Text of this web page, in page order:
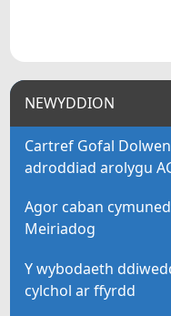
NEWYDDION
Cartref Gofal
adroddiad arolygu
Agor caban
Meiriadog
Y wybodaeth
cylchol ar ffyrdd